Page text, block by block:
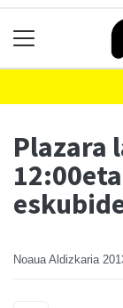
Plazara
Noaua Aldizkaria